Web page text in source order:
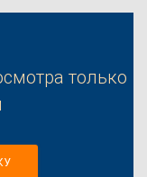
только